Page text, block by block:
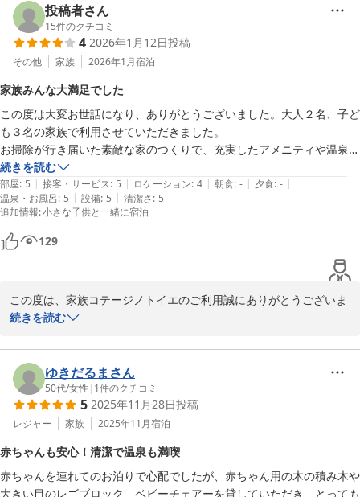
ノトイエは全５棟、それぞれのコテージは内装デザインが異なり、
別のコテージではまた違った雰囲気でお楽しみ頂けるかと思いま
す。
また、暖かい時期はバーベキューもおすすめでございます。
この度は、うれしいコメントをありがとうございました。
またのご利用、心よりお待ちしております。
家族コテージ ノトイエ
竹下 洋平
家族コテージ ノトイエ
2026-02-17
投稿者さん
15件のクチコミ
4 2026年1月12日投稿
その他 家族 2026年1月宿泊
家族みんな大満足でした
この度は大変お世話になり、ありがとうございました。大人２名、子ど
も３名の家族で利用させていただきました。
お掃除が行き届いた素敵な家のつくりで、充実したアメニティや温泉に
大満足。子ども達は「ここに住みたい！」っと言うくらいでした。
食洗機や洗濯機&洗濯洗剤まであるのは主婦にとって嬉しいポイントで
した。事前に問い合わせしましたハンガーも多めに準備していただいた
ようで、大変助かりました。
またご縁がありましたら、ノトイエさんの別の棟にも泊まってみたいで
す。
続きを読む
部屋: 5 | 接客・サービス: 5 | ロケーション: 4 | 朝食: - | 夕食: - |
温泉・お風呂: 5 | 設備: 5 | 清潔さ: 5
追加情報:小さな子供と一緒に宿泊
129
この度は、家族コテージノトイエのご利用誠にありがとうございま
す。
出来るだけ身軽にお越しいただけるように、備品・アメニティ類を
ご用意しておりますが、お役に立ててうれしく思います。
また、私どもノトイエは、お客様にとっての第二の我が家のように
お子様の「ここに住みたい」というお言葉、とても励みになりま
す。
続きを読む
ゆきだるまさん
50代/女性 | 1件のクチコミ
5 2025年11月28日投稿
レジャー 家族 2025年11月宿泊
赤ちゃんも安心！清潔で温泉も満喫
赤ちゃんを連れてのお泊りで心配でしたが、赤ちゃん用の木の積み木や
大きい目のレゴブロック、ベビーチェアーを貸していただき、とっても